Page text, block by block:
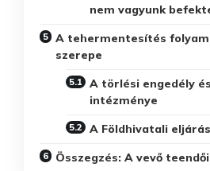
nem vagyunk
A tehermentesítés
szerepe
A törlési engedély
intézménye
A Földhivatali eljárás
Összegzés: A vevő